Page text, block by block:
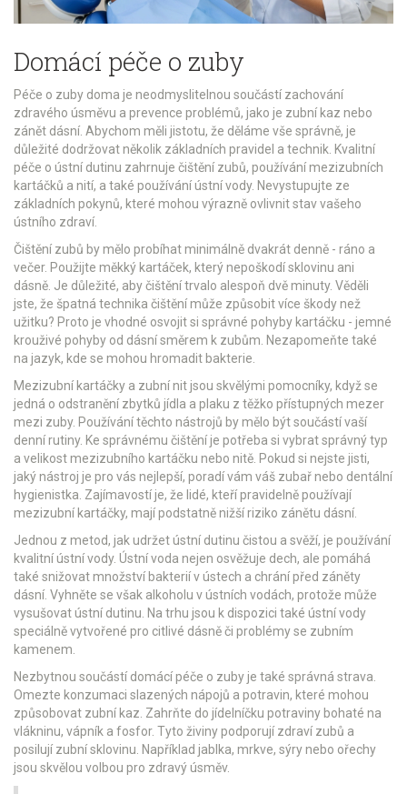
Domácí péče o zuby
Péče o zuby doma je neodmyslitelnou součástí zachování
zdravého úsměvu a prevence problémů, jako je zubní kaz nebo
zánět dásní. Abychom měli jistotu, že děláme vše správně, je
důležité dodržovat několik základních pravidel a technik. Kvalitní
péče o ústní dutinu zahrnuje čištění zubů, používání mezizubních
kartáčků a nití, a také používání ústní vody. Nevystupujte ze
základních pokynů, které mohou výrazně ovlivnit stav vašeho
ústního zdraví.
Čištění zubů by mělo probíhat minimálně dvakrát denně - ráno a
večer. Použijte měkký kartáček, který nepoškodí sklovinu ani
dásně. Je důležité, aby čištění trvalo alespoň dvě minuty. Věděli
jste, že špatná technika čištění může způsobit více škody než
užitku? Proto je vhodné osvojit si správné pohyby kartáčku - jemné
krouživé pohyby od dásní směrem k zubům. Nezapomeňte také
na jazyk, kde se mohou hromadit bakterie.
Mezizubní kartáčky a zubní nit jsou skvělými pomocníky, když se
jedná o odstranění zbytků jídla a plaku z těžko přístupných mezer
mezi zuby. Používání těchto nástrojů by mělo být součástí vaší
denní rutiny. Ke správnému čištění je potřeba si vybrat správný typ
a velikost mezizubního kartáčku nebo nitě. Pokud si nejste jisti,
jaký nástroj je pro vás nejlepší, poradí vám váš zubař nebo dentální
hygienistka. Zajímavostí je, že lidé, kteří pravidelně používají
mezizubní kartáčky, mají podstatně nižší riziko zánětu dásní.
Jednou z metod, jak udržet ústní dutinu čistou a svěží, je používání
kvalitní ústní vody. Ústní voda nejen osvěžuje dech, ale pomáhá
také snižovat množství bakterií v ústech a chrání před záněty
dásní. Vyhněte se však alkoholu v ústních vodách, protože může
vysušovat ústní dutinu. Na trhu jsou k dispozici také ústní vody
speciálně vytvořené pro citlivé dásně či problémy se zubním
kamenem.
Nezbytnou součástí domácí péče o zuby je také správná strava.
Omezte konzumaci slazených nápojů a potravin, které mohou
způsobovat zubní kaz. Zahrňte do jídelníčku potraviny bohaté na
vlákninu, vápník a fosfor. Tyto živiny podporují zdraví zubů a
posilují zubní sklovinu. Například jablka, mrkve, sýry nebo ořechy
jsou skvělou volbou pro zdravý úsměv.